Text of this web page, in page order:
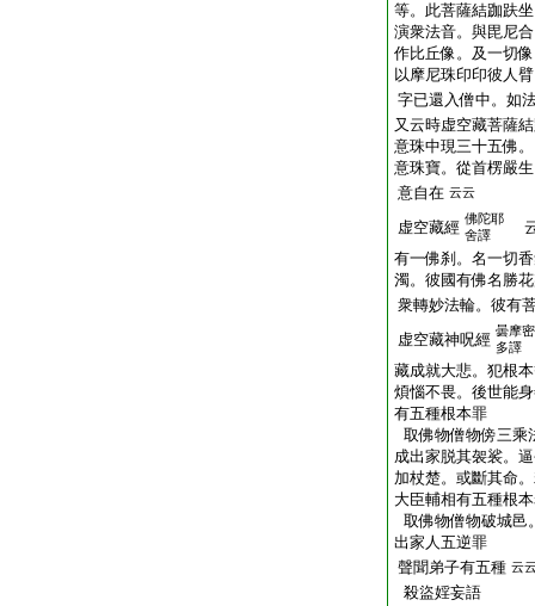
等。此菩薩結跏趺
演衆法音。與毘尼
作比丘像。及一切
以摩尼珠印印彼人
字已還入僧中。如
又云時虚空藏菩薩
意珠中現三十五佛
意珠寶。從首楞嚴
意自在 云云
虚空藏經 佛陀耶
舍譯
有一佛刹。名一切
濁。彼國有佛名勝
衆轉妙法輪。彼有
虚空藏神呪經 曇摩密
多譯
藏成就大悲。犯根
煩惱不畏。後世能
有五種根本罪
取佛物僧物傍三乘
成出家脱其袈裟。
加杖楚。或斷其命
大臣輔相有五種根
取佛物僧物破城邑
出家人五逆罪
聲聞弟子有五種 云
殺盜婬妄語